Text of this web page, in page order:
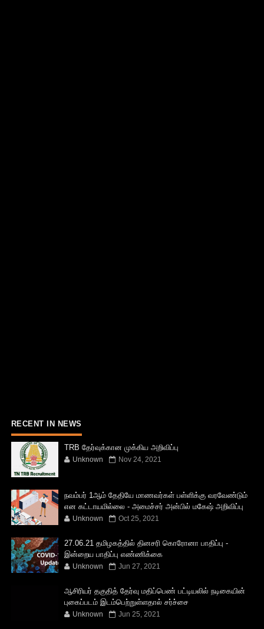
RECENT IN NEWS
TRB தேர்வுக்கான முக்கிய அறிவிப்பு
Unknown Nov 24, 2021
நவம்பர் 1ஆம் தேதியே மாணவர்கள் பள்ளிக்கு வரவேண்டும்
என கட்டாயமில்லை - அமைச்சர் அன்பில் மகேஷ் அறிவிப்பு
Unknown Oct 25, 2021
27.06.21 தமிழகத்தில் தினசரி கொரோனா பாதிப்பு -
இன்றைய பாதிப்பு எண்ணிக்கை
Unknown Jun 27, 2021
ஆசிரியர் தகுதித் தேர்வு மதிப்பெண் பட்டியலில் நடிகையின்
புகைப்படம் இடம்பெற்றுள்ளதால் சர்ச்சை
Unknown Jun 25, 2021